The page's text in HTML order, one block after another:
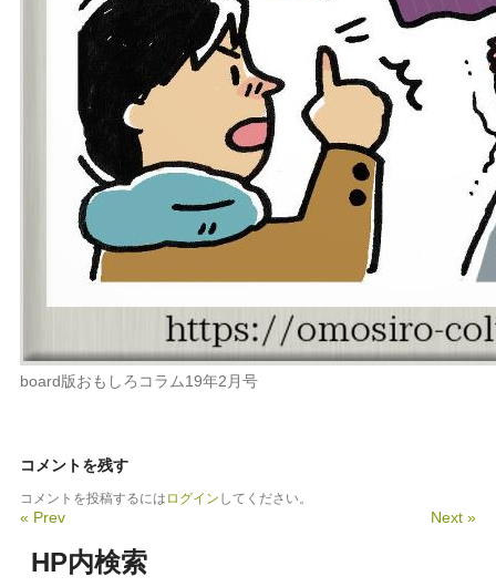
board版おもしろコラム19年2月号
コメントを残す
コメントを投稿するには ログイン してください。
« Prev Next »
HP内検索